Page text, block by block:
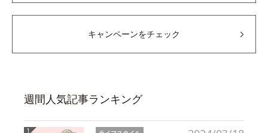
キャンペーンをチェック
週間人気記事ランキング